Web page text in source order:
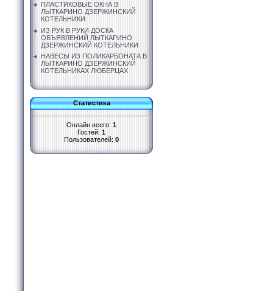
ПЛАСТИКОВЫЕ ОКНА В
ЛЫТКАРИНО ДЗЕРЖИНСКИЙ
КОТЕЛЬНИКИ
ИЗ РУК В РУКИ ДОСКА
ОБЪЯВЛЕНИЙ ЛЫТКАРИНО
ДЗЕРЖИНСКИЙ КОТЕЛЬНИКИ
НАВЕСЫ ИЗ ПОЛИКАРБОНАТА В
ЛЫТКАРИНО ДЗЕРЖИНСКИЙ
КОТЕЛЬНИКАХ ЛЮБЕРЦАХ
Статистика
Онлайн всего: 1
Гостей: 1
Пользователей: 0